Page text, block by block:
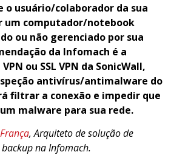
o usuário/colaborador da sua
um computador/notebook
ou não gerenciado por sua
da Infomach é a
ou SSL VPN da SonicWall,
antivírus/antimalware do
filtrar a conexão e impedir que
malware para sua rede.
, Arquiteto de solução de
na Infomach.